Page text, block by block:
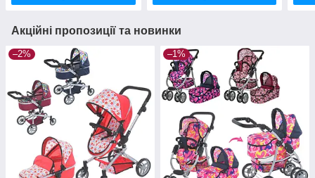
Акційні пропозиції та новинки
–2% –1%